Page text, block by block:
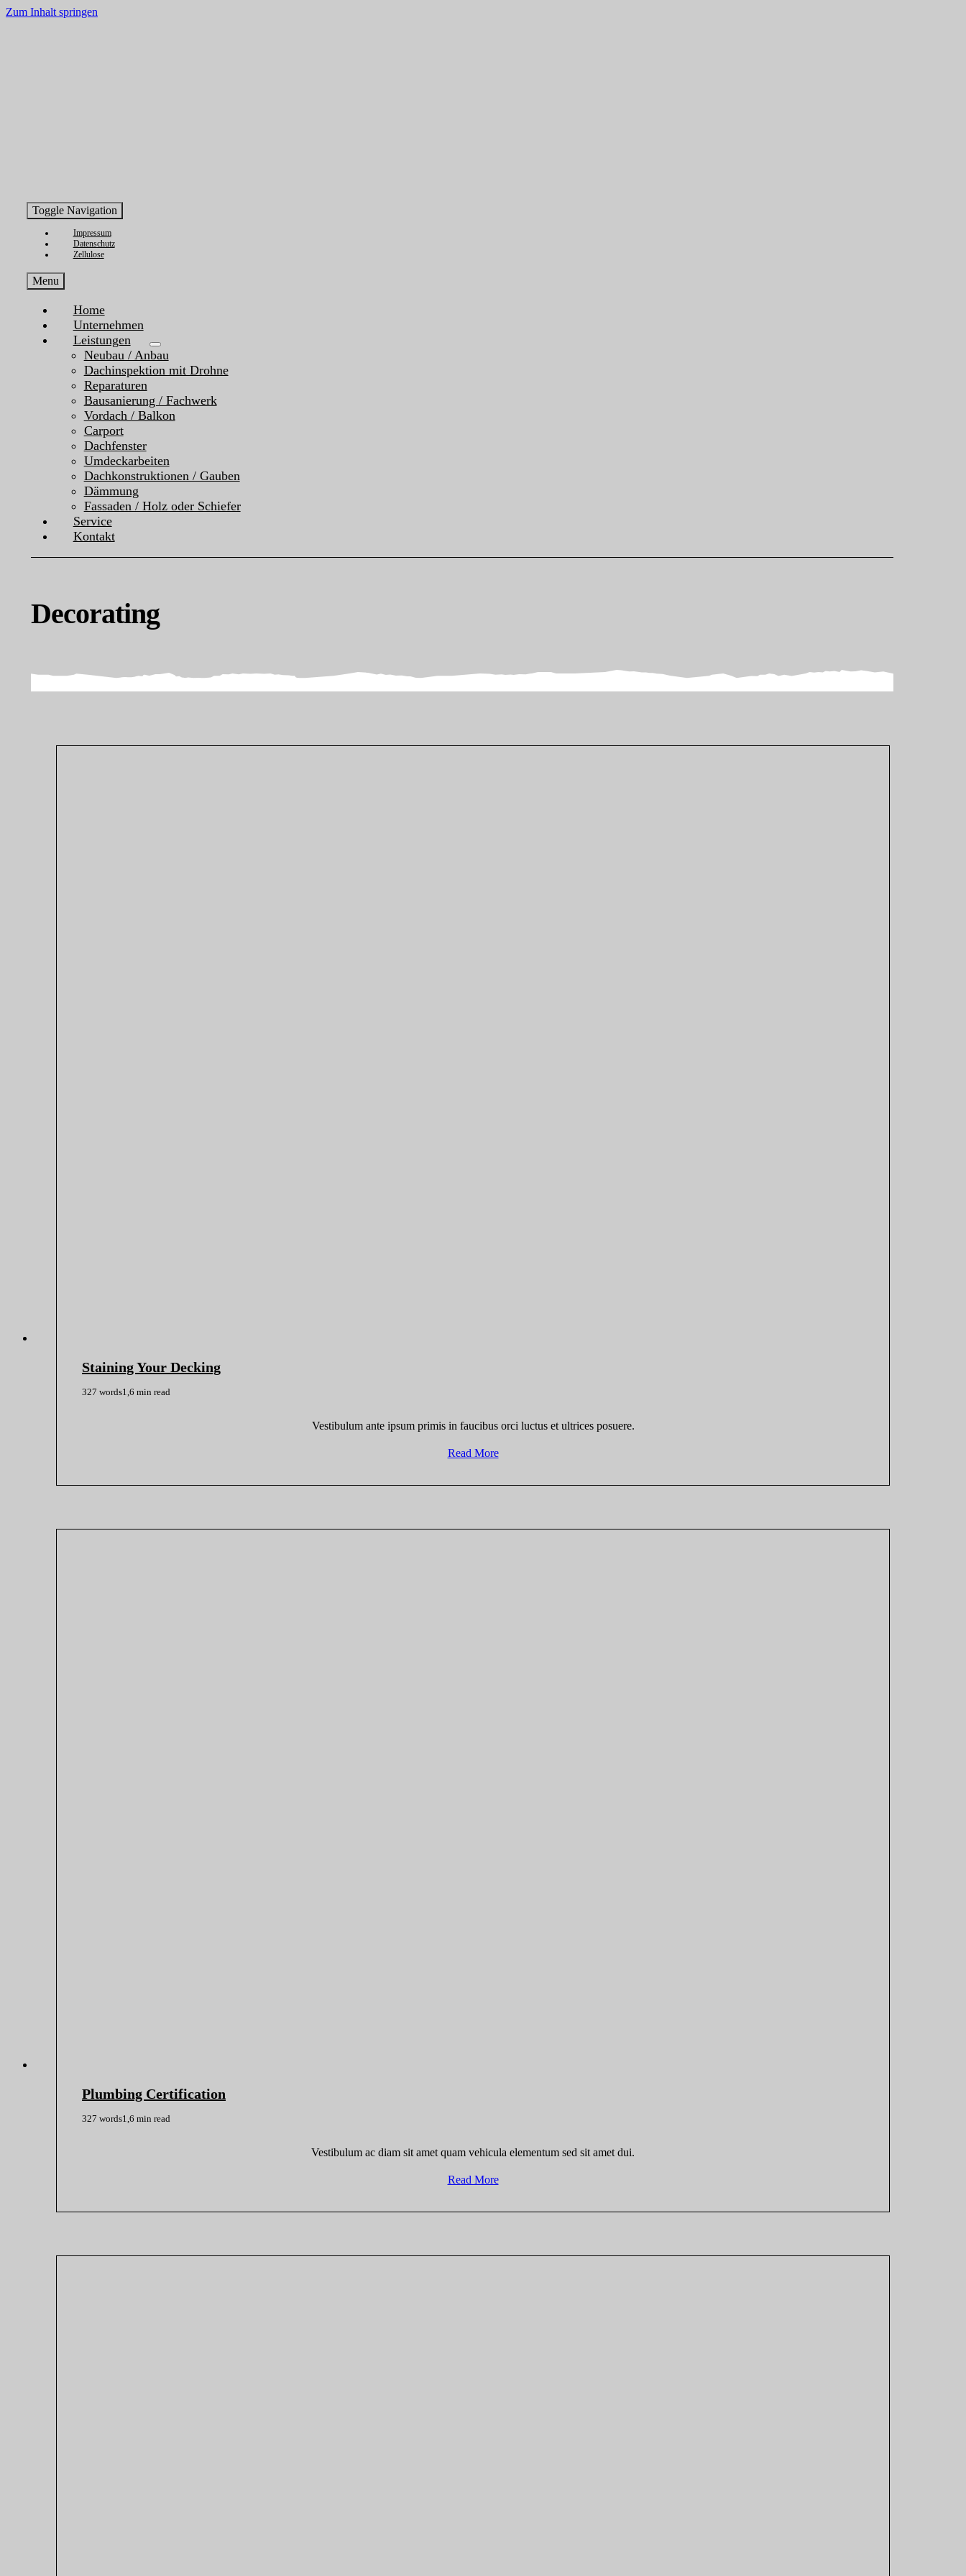
Inhalt
springen
Zum Inhalt springen
Toggle Navigation
Impressum
Datenschutz
Zellulose
Menu
Home
Unternehmen
Leistungen
Neubau / Anbau
Dachinspektion mit Drohne
Reparaturen
Bausanierung / Fachwerk
Vordach / Balkon
Carport
Dachfenster
Umdeckarbeiten
Dachkonstruktionen / Gauben
Dämmung
Fassaden / Holz oder Schiefer
Service
Kontakt
Decorating
Staining Your Decking
327 words1,6 min read
Vestibulum ante ipsum primis in faucibus orci luctus et ultrices posuere.
Read More
Plumbing Certification
327 words1,6 min read
Vestibulum ac diam sit amet quam vehicula elementum sed sit amet dui.
Read More